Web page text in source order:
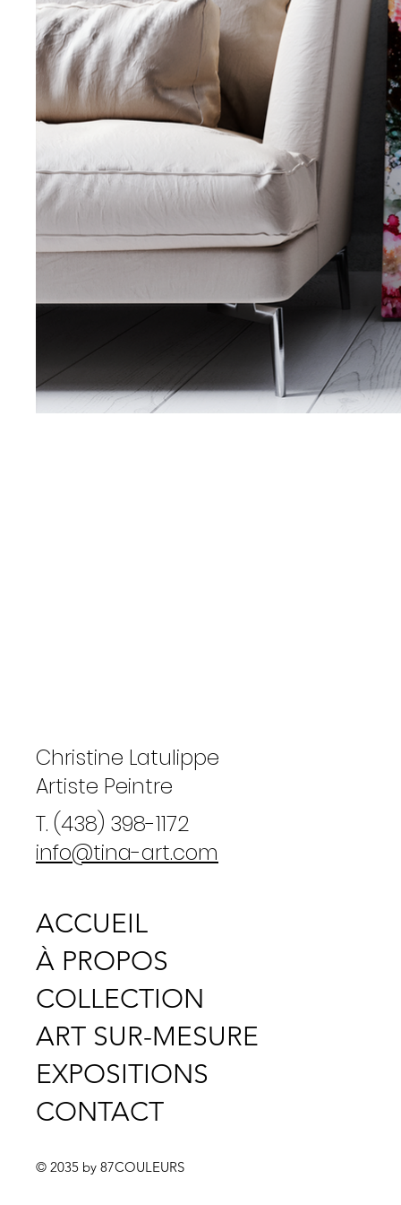
Christine Latulippe
Artiste Peintre
T. (438) 398-1172
info@tina-art.com
ACCUEIL
À PROPOS
COLLECTION
ART SUR-MESURE
EXPOSITIONS
CONTACT
© 2035 by 87COULEURS